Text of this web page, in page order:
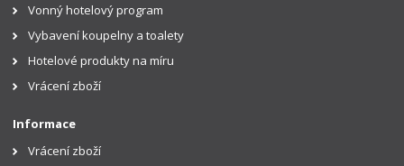
Vonný hotelový program
Vybavení koupelny a toalety
Hotelové produkty na míru
Vrácení zboží
Informace
Vrácení zboží